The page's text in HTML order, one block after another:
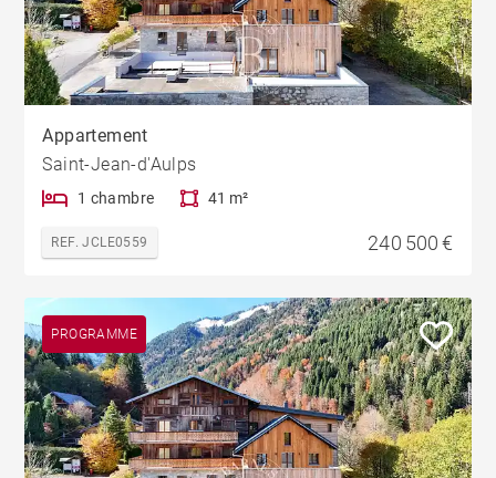
Appartement
Saint-Jean-d'Aulps
1 chambre 41 m²
REF. JCLE0559 240 500 €
PROGRAMME